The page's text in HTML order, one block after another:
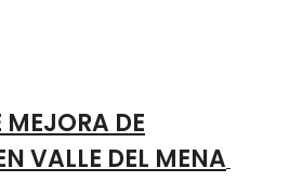
MEJORA DE
VALLE DEL MENA